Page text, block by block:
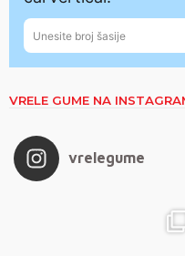
VRELE GUME NA
vrelegume